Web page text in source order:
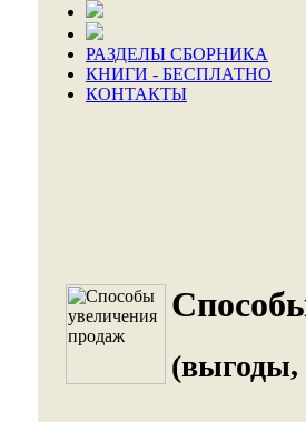
РАЗДЕЛЫ СБОРНИКА
КНИГИ - БЕСПЛАТНО
КОНТАКТЫ
(выгоды,